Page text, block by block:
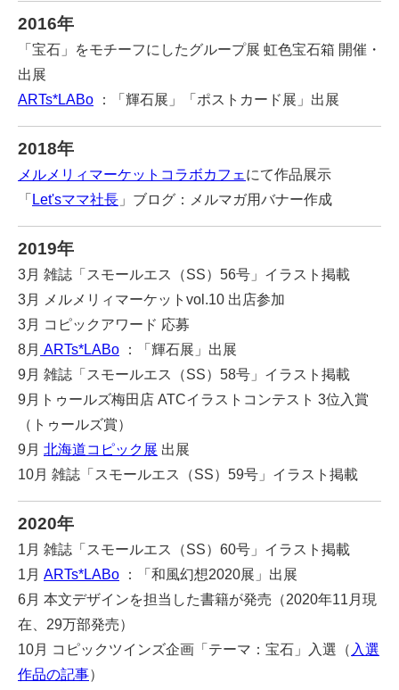
2016年
「宝石」をモチーフにしたグループ展 虹色宝石箱 開催・
出展
ARTs*LABo ：「輝石展」「ポストカード展」出展
2018年
メルメリィマーケットコラボカフェ にて作品展示
「
Let'sママ社長 」ブログ：メルマガ用バナー作成
2019年
3月 雑誌「スモールエス（SS）56号」イラスト掲載
3月 メルメリィマーケットvol.10 出店参加
3月 コピックアワード 応募
8月 ARTs*LABo ：「輝石展」出展
9月 雑誌「スモールエス（SS）58号」イラスト掲載
9月トゥールズ梅田店 ATCイラストコンテスト 3位入賞
（トゥールズ賞）
9月 北海道コピック展 出展
10月 雑誌「スモールエス（SS）59号」イラスト掲載
2020年
1月 雑誌「スモールエス（SS）60号」イラスト掲載
1月 ARTs*LABo ：「和風幻想2020展」出展
6月 本文デザインを担当した書籍が発売（2020年11月現
在、29万部発売）
10月 コピックツインズ企画「テーマ：宝石」入選（ 入選
作品の記事）